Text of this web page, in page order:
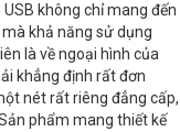
không chỉ mang đến
khả năng sử dụng
là về ngoại hình của
khẳng định rất đơn
nét rất riêng đẳng cấp,
phẩm mang thiết kế